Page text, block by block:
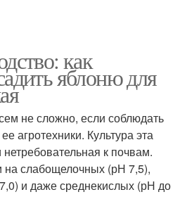
как
яблоню для
не сложно, если соблюдать
агротехники. Культура эта
к почвам.
на слабощелочных (рН 7,5),
и даже среднекислых (рН до